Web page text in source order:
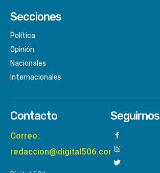
Secciones
Política
Opinión
Nacionales
Internacionales
Contacto
Correo:
redaccion@digital506.com
Seguirnos